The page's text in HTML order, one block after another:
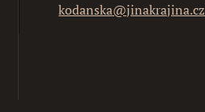
kodanska@jinakrajina.cz